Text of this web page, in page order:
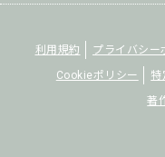
利用規約 プライバシー
Cookieポリシー
特
著